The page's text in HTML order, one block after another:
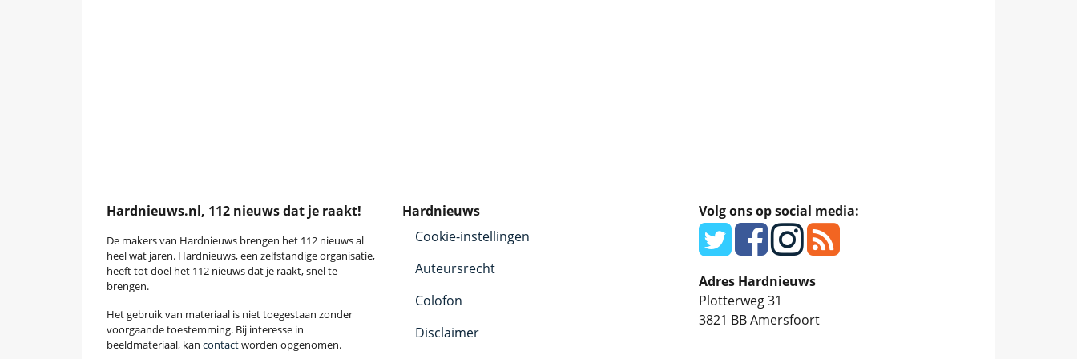
Hardnieuws.nl, 112 nieuws dat je raakt!
De makers van Hardnieuws brengen het 112 nieuws al
heel wat jaren. Hardnieuws, een zelfstandige organisatie,
heeft tot doel het 112 nieuws dat je raakt, snel te
brengen.
Het gebruik van materiaal is niet toegestaan zonder
voorgaande toestemming. Bij interesse in
beeldmateriaal, kan contactworden opgenomen.
Hardnieuws
Cookie-instellingen
Auteursrecht
Colofon
Disclaimer
Volg ons op social media:
Adres Hardnieuws
Plotterweg 31
3821 BBAmersfoort